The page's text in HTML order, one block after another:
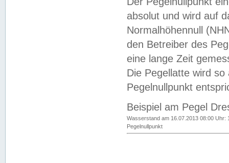
absolut und wird auf
Normalhöhennull
den Betreiber des
eine lange Zeit
Die Pegellatte wird
Pegelnullpunkt
Beispiel am Pegel
Wasserstand am 16.07.2013 08:00 Uhr:
Pegelnullpunkt